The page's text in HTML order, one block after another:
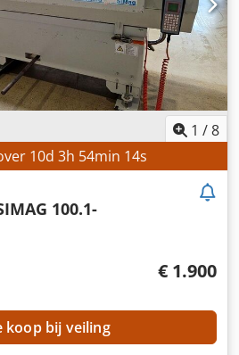
1 /8
10d 3h 54min 12s
100.1-
€ 1.900
koop bij veiling